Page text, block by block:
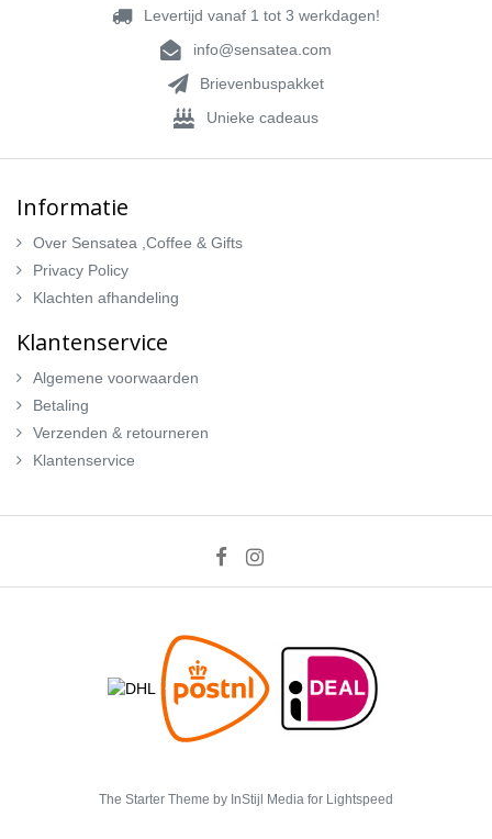
Levertijd vanaf 1 tot 3 werkdagen!
info@sensatea.com
Brievenbuspakket
Unieke cadeaus
Informatie
Over Sensatea ,Coffee & Gifts
Privacy Policy
Klachten afhandeling
Klantenservice
Algemene voorwaarden
Betaling
Verzenden & retourneren
Klantenservice
The Starter Theme by InStijl Media for Lightspeed